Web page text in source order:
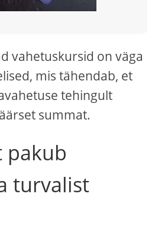
vahetuskursid on väga
mis tähendab, et
tehingult
summat.
pakub
turvalist